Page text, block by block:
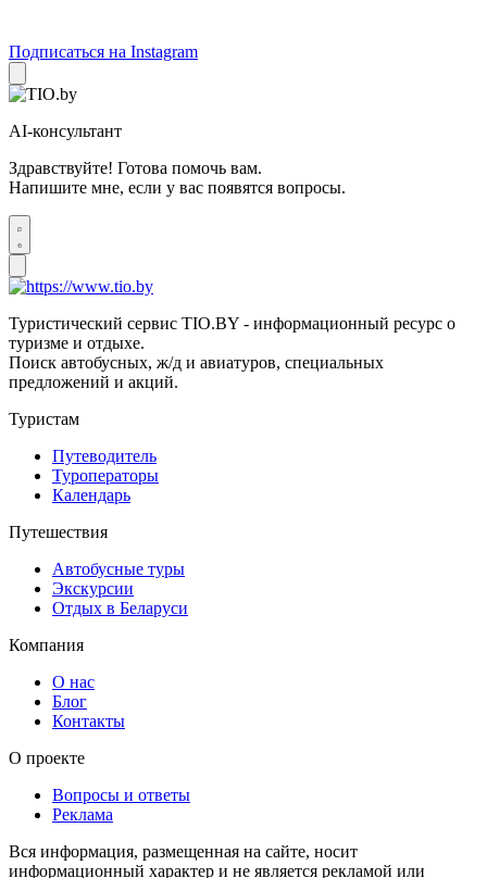
Подписаться на Instagram
AI-консультант
Здравствуйте! Готова помочь вам.
Напишите мне, если у вас появятся вопросы.
Туристический сервис TIO.BY - информационный ресурс о
туризме и отдыхе.
Поиск автобусных, ж/д и авиатуров, специальных
предложений и акций.
Туристам
Путеводитель
Туроператоры
Календарь
Путешествия
Автобусные туры
Экскурсии
Отдых в Беларуси
Компания
О нас
Блог
Контакты
О проекте
Вопросы и ответы
Реклама
Вся информация, размещенная на сайте, носит
информационный характер и не является рекламой или